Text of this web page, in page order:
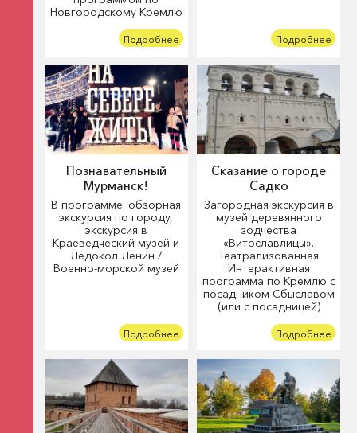
Новгородскому Кремлю
Подробнее Подробнее
Познавательный
Мурманск!
В программе: обзорная
экскурсия по городу,
экскурсия в
Краеведческий музей и
Ледокол Ленин /
Военно-морской музей
Подробнее
Сказание о городе
Садко
Загородная экскурсия в
музей деревянного
зодчества
«Витославлицы».
Театрализованная
Интерактивная
программа по Кремлю с
посадником Сбыславом
(или с посадницей)
Подробнее